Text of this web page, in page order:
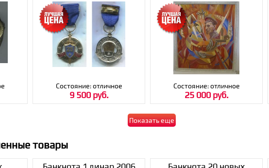
Дзержинского
Состояние: отличное
9 500 руб.
Состояние: отличное
25 000 руб.
Показать еще
товары